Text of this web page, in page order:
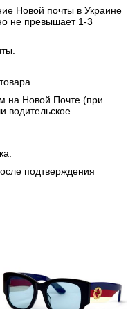
Новой почты в Украине
не превышает 1-3
на Новой Почте (при
водительское
подтверждения